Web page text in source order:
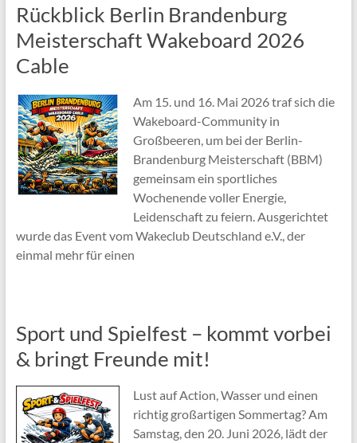
Rückblick Berlin Brandenburg
Meisterschaft Wakeboard 2026
Cable
Am 15. und 16. Mai 2026 traf sich die
Wakeboard-Community in
Großbeeren, um bei der Berlin-
Brandenburg Meisterschaft (BBM)
gemeinsam ein sportliches
Wochenende voller Energie,
Leidenschaft zu feiern. Ausgerichtet
wurde das Event vom Wakeclub Deutschland e.V., der
einmal mehr für einen
Sport und Spielfest – kommt vorbei
& bringt Freunde mit!
Lust auf Action, Wasser und einen
richtig großartigen Sommertag? Am
Samstag, den 20. Juni 2026, lädt der